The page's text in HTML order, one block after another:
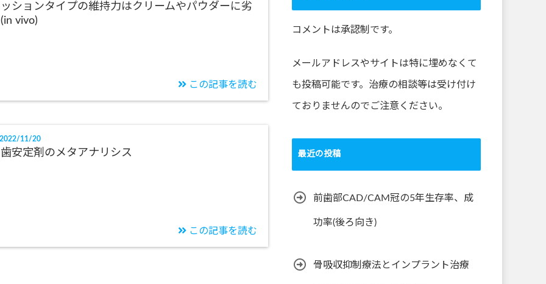
ションタイプの維持力はクリームやパウダーに劣
vivo)
この記事を読む
11/20
安定剤のメタアナリシス
この記事を読む
コメントは承認制です。
メールアドレスやサイトは特に埋めなくて
も投稿可能です。治療の相談等は受け付け
ておりませんのでご注意ください。
最近の投稿
前歯部CAD/CAM冠の5年生存率、成
功率(後ろ向き)
骨吸収抑制療法とインプラント治療